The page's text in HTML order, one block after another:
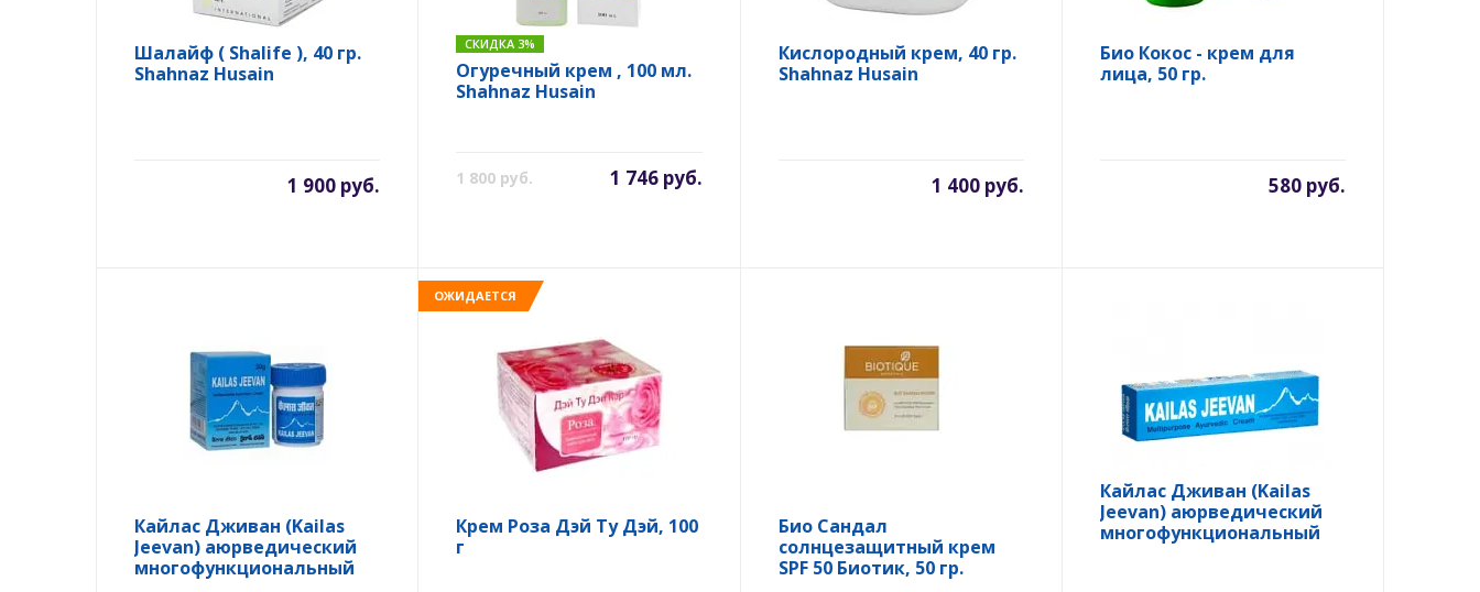
Шалайф ( Shalife ), 40 гр.
Shahnaz Husain
1 900 руб.
СКИДКА 3%
Огуречный крем , 100 мл.
Shahnaz Husain
1 800 руб. 1 746 руб.
Кислородный крем, 40 гр.
Shahnaz Husain
1 400 руб.
Био Кокос - крем для
лица, 50 гр.
580 руб.
Кайлас Дживан (Kailas
Jeevan) аюрведический
многофункциональный
ОЖИДАЕТСЯ
Крем Роза Дэй Ту Дэй, 100
г
Био Сандал
солнцезащитный крем
SPF 50 Биотик, 50 гр.
Кайлас Дживан (Kailas
Jeevan) аюрведический
многофункциональный